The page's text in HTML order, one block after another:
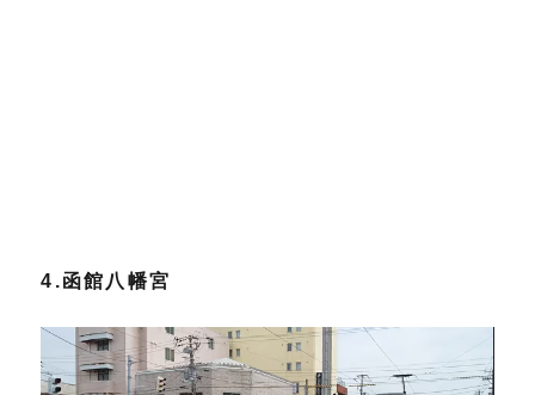
4.函館八幡宮
動
画